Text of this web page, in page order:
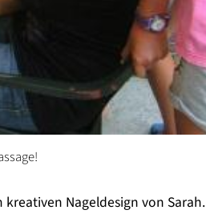
Nageldesign von Sarah.